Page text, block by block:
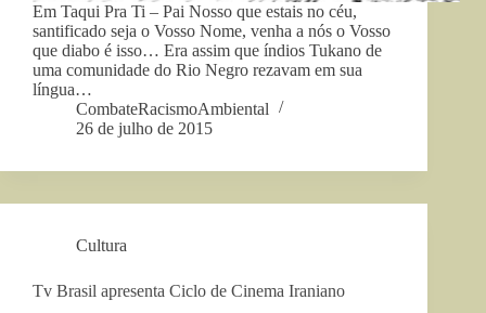
Em Taqui Pra Ti – Pai Nosso que estais no céu,
santificado seja o Vosso Nome, venha a nós o Vosso
que diabo é isso… Era assim que índios Tukano de
uma comunidade do Rio Negro rezavam em sua
língua…
CombateRacismoAmbiental
26 de julho de 2015
Cultura
Tv Brasil apresenta Ciclo de Cinema Iraniano